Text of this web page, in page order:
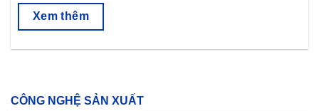
Xem thêm
CÔNG NGHỆ SẢN XUẤT